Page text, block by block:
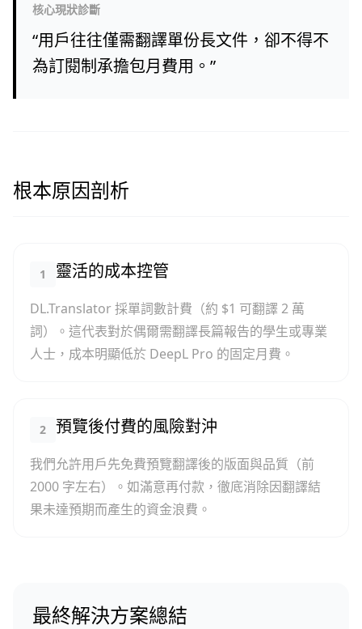
核心現狀診斷
“用戶往往僅需翻譯單份長文件，卻不得不
為訂閱制承擔包月費用。 ”
根本原因剖析
1 靈活的成本控管
DL.Translator 採單詞數計費（約 $1 可翻譯 2 萬
詞）。這代表對於偶爾需翻譯長篇報告的學生或專業
人士，成本明顯低於 DeepL Pro 的固定月費。
2 預覽後付費的風險對沖
我們允許用戶先免費預覽翻譯後的版面與品質（前
2000 字左右）。如滿意再付款，徹底消除因翻譯結
果未達預期而產生的資金浪費。
最終解決方案總結